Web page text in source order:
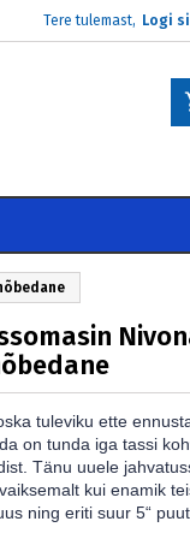
Tere tulemast, Logi
tuleviku ette
on tunda iga tassi
Tänu uuele
kui enamik
ning eriti suur 5“